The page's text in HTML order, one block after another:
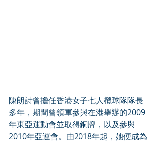
陳朗詩曾擔任香港女子七人欖球隊隊長
多年，期間曾領軍參與在港舉辦的2009
年東亞運動會並取得銅牌，以及參與
2010年亞運會。由2018年起，她便成為